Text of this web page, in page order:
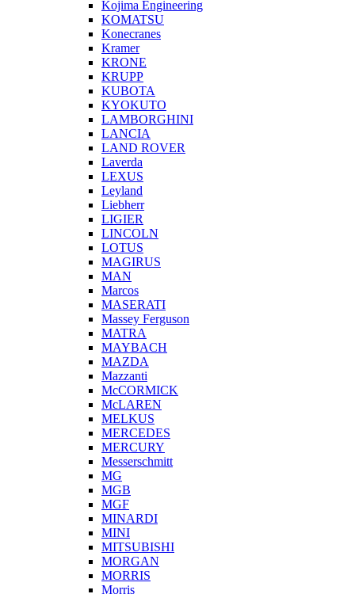
Kojima Engineering
KOMATSU
Konecranes
Kramer
KRONE
KRUPP
KUBOTA
KYOKUTO
LAMBORGHINI
LANCIA
LAND ROVER
Laverda
LEXUS
Leyland
Liebherr
LIGIER
LINCOLN
LOTUS
MAGIRUS
MAN
Marcos
MASERATI
Massey Ferguson
MATRA
MAYBACH
MAZDA
Mazzanti
McCORMICK
McLAREN
MELKUS
MERCEDES
MERCURY
Messerschmitt
MG
MGB
MGF
MINARDI
MINI
MITSUBISHI
MORGAN
MORRIS
Morris